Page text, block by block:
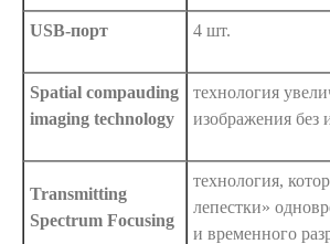
USB-порт 4 шт.
Spatial compauding
imaging technology
технология
изображения без
Transmitting
Spectrum Focusing
технология,
лепестки»
и временного